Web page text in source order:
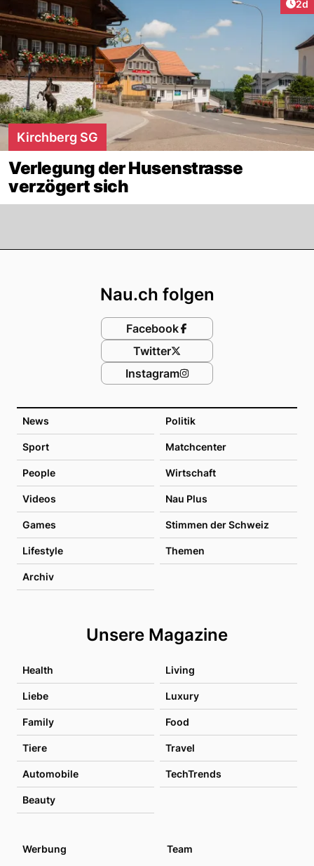
2d
Kirchberg SG
Verlegung der Husenstrasse
verzögert sich
News Politik
Sport Matchcenter
People Wirtschaft
Videos Nau Plus
Games Stimmen der Schweiz
Lifestyle Themen
Archiv
Unsere Magazine
Health Living
Liebe Luxury
Family Food
Tiere Travel
Automobile TechTrends
Beauty
Nau.ch folgen
Facebook
Twitter
Instagram
Werbung
Team